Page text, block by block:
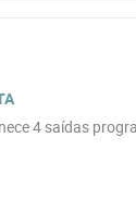
4 saídas